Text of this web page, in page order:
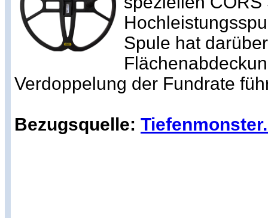
Spule hat
Verdoppelung der Fundrate
Bezugsquelle: